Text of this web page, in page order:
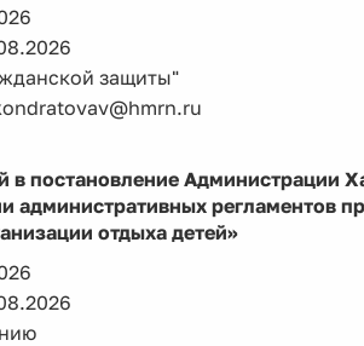
защиты"
в постановление Администрации
административных регламентов
отдыха детей»